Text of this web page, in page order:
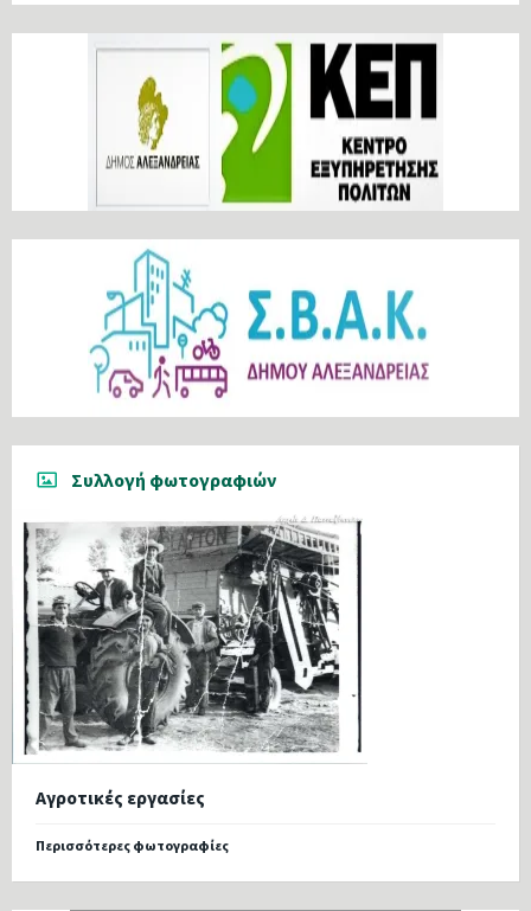
Συλλογή φωτογραφιών
Αγροτικές εργασίες
Περισσότερες φωτογραφίες